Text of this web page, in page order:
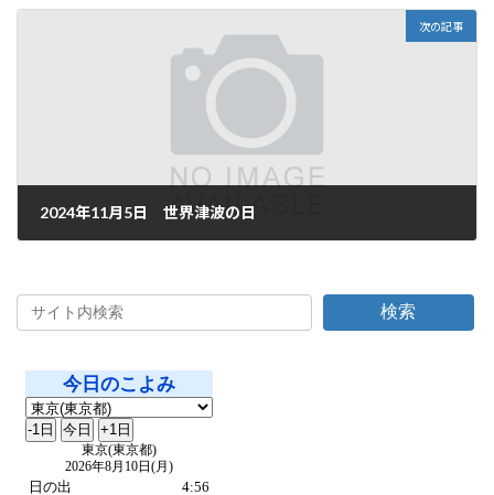
次の記事
2024年11月5日 世界津波の日
検索